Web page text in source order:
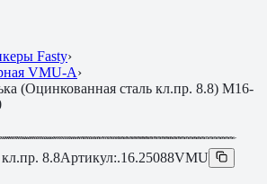
Fasty›
VMU-A›
(Оцинкованная сталь кл.пр. 8.8) M16-
8.8Артикул:.16.25088VMU